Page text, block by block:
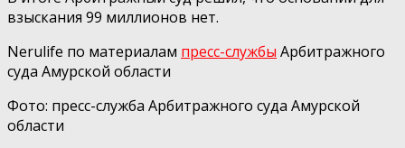
взыскания 99 миллионов нет.
Nerulife по материалам пресс-службы Арбитражного
суда Амурской области
Фото: пресс-служба Арбитражного суда Амурской
области